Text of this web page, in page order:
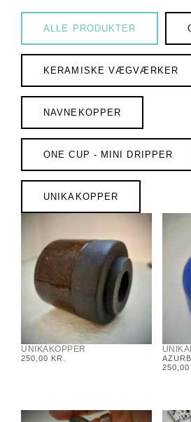
ALLE PRODUKTER
KERAMISKE VÆGVÆRKER
NAVNEKOPPER
ONE CUP - MINI DRIPPER
UNIKAKOPPER
UNIKAKOPPER
250,00 KR.
250,00